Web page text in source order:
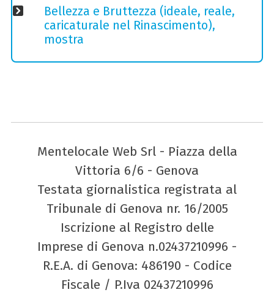
Bellezza e Bruttezza (ideale, reale,
caricaturale nel Rinascimento),
mostra
Mentelocale Web Srl - Piazza della
Vittoria 6/6 - Genova
Testata giornalistica registrata al
Tribunale di Genova nr. 16/2005
Iscrizione al Registro delle
Imprese di Genova n.02437210996 -
R.E.A. di Genova: 486190 - Codice
Fiscale / P.Iva 02437210996